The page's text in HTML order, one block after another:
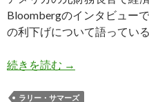
Bloombergのインタビュー
の利下げについて語っている
続きを読む サマーズ氏: 9月
→
ラリー・サマーズ